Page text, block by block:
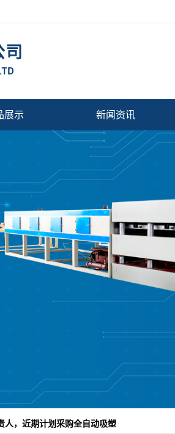
展示
机
械辅机
机
材设备
新闻资讯
公司动态
行业新闻
人，近期计划采购全自动吸塑